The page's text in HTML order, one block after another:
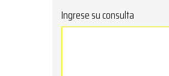
Ingrese su consulta